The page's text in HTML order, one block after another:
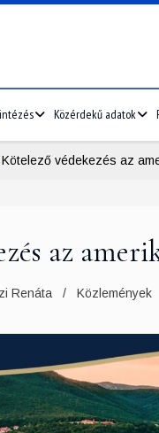
Közérdekű adatok
Kötelező védekezés az
az
Renáta Közlemények